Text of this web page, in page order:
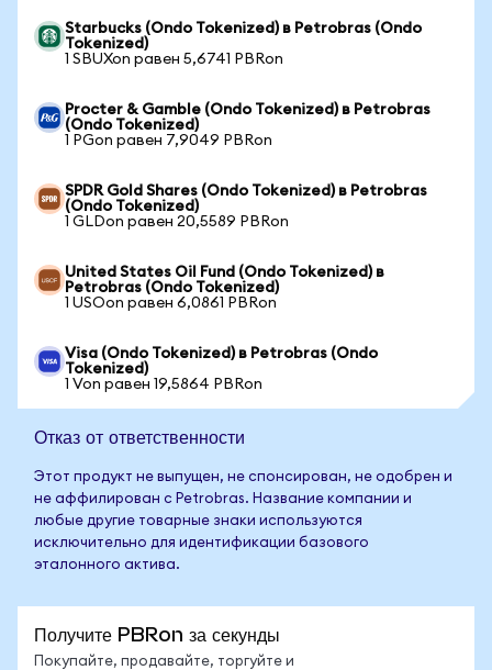
Starbucks (Ondo Tokenized) в Petrobras (Ondo
Tokenized)
1 SBUXon равен 5,6741 PBRon
Procter & Gamble (Ondo Tokenized) в Petrobras
(Ondo Tokenized)
1 PGon равен 7,9049 PBRon
SPDR Gold Shares (Ondo Tokenized) в Petrobras
(Ondo Tokenized)
1 GLDon равен 20,5589 PBRon
United States Oil Fund (Ondo Tokenized) в
Petrobras (Ondo Tokenized)
1 USOon равен 6,0861 PBRon
Visa (Ondo Tokenized) в Petrobras (Ondo
Tokenized)
1 Von равен 19,5864 PBRon
Отказ от ответственности
Этот продукт не выпущен, не спонсирован, не одобрен и
не аффилирован с Petrobras. Название компании и
любые другие товарные знаки используются
исключительно для идентификации базового
эталонного актива.
Получите PBRon за секунды
Покупайте, продавайте, торгуйте и